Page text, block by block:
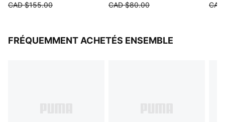
CAD $155.00
CAD $80.00
FRÉQUEMMENT ACHETÉS ENSEMBLE